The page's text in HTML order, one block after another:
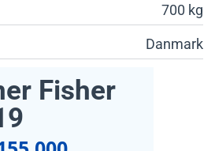
700 kg
Danmark
Fisher